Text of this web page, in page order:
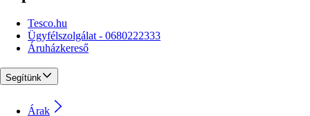
Tesco.hu
Ügyfélszolgálat - 0680222333
Áruházkereső
Segítünk
Árak